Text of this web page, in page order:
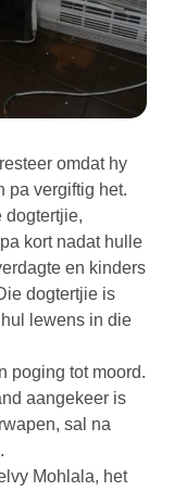
omdat hy
pa vergiftig het.
dogtertjie,
kort nadat hulle
en kinders
dogtertjie is
lewens in die
poging tot moord.
aangekeer is
sal na
Mohlala, het